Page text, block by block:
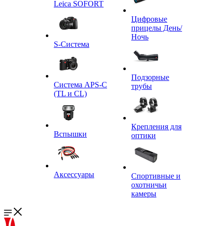
Leica SOFORT
S-Система
Система APS-C
(TL и CL)
Вспышки
Аксессуары
Цифровые
прицелы День/
Ночь
Подзорные
трубы
Крепления для
оптики
Спортивные и
охотничьи
камеры